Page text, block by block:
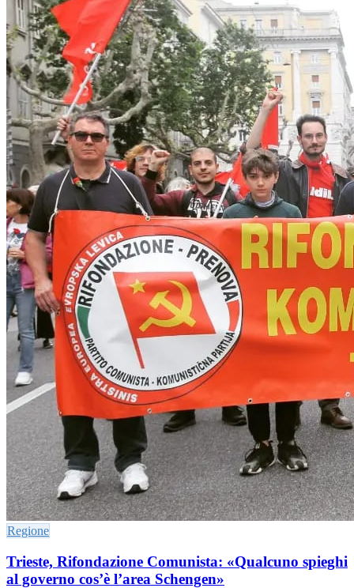
Regione
Trieste, Rifondazione Comunista: «Qualcuno spieghi
al governo cos’è l’area Schengen»